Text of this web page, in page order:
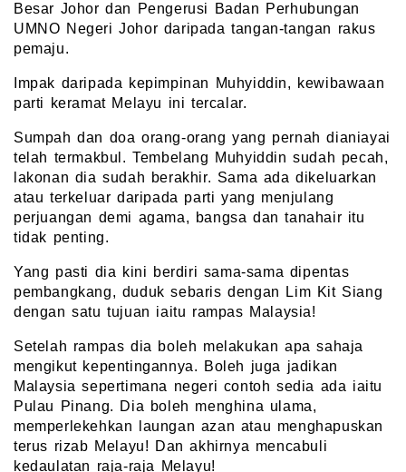
Besar Johor dan Pengerusi Badan Perhubungan
UMNO Negeri Johor daripada tangan-tangan rakus
pemaju.
Impak daripada kepimpinan Muhyiddin, kewibawaan
parti keramat Melayu ini tercalar.
Sumpah dan doa orang-orang yang pernah dianiayai
telah termakbul. Tembelang Muhyiddin sudah pecah,
lakonan dia sudah berakhir. Sama ada dikeluarkan
atau terkeluar daripada parti yang menjulang
perjuangan demi agama, bangsa dan tanahair itu
tidak penting.
Yang pasti dia kini berdiri sama-sama dipentas
pembangkang, duduk sebaris dengan Lim Kit Siang
dengan satu tujuan iaitu rampas Malaysia!
Setelah rampas dia boleh melakukan apa sahaja
mengikut kepentingannya. Boleh juga jadikan
Malaysia sepertimana negeri contoh sedia ada iaitu
Pulau Pinang. Dia boleh menghina ulama,
memperlekehkan laungan azan atau menghapuskan
terus rizab Melayu! Dan akhirnya mencabuli
kedaulatan raja-raja Melayu!